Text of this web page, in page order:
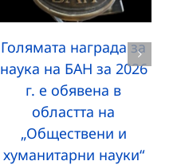
Голямата награда за
наука на БАН за 2026
г. е обявена в
областта на
„Обществени и
хуманитарни науки“